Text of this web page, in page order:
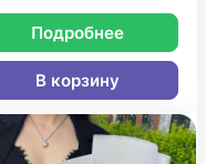
Подробнее
В корзину